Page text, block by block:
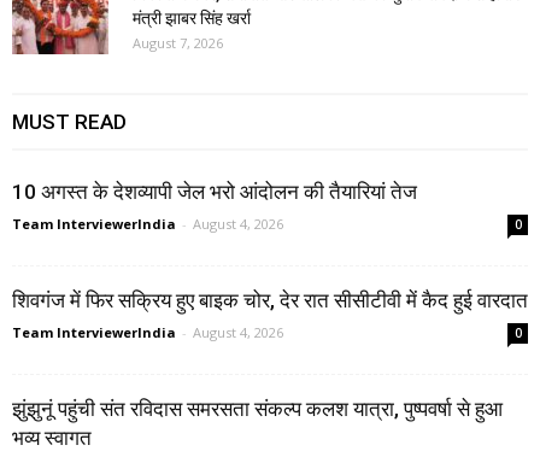
मंत्री झाबर सिंह खर्रा
August 7, 2026
MUST READ
10 अगस्त के देशव्यापी जेल भरो आंदोलन की तैयारियां तेज
Team InterviewerIndia - August 4, 2026 0
शिवगंज में फिर सक्रिय हुए बाइक चोर, देर रात सीसीटीवी में कैद हुई वारदात
Team InterviewerIndia - August 4, 2026 0
झुंझुनूं पहुंची संत रविदास समरसता संकल्प कलश यात्रा, पुष्पवर्षा से हुआ
भव्य स्वागत